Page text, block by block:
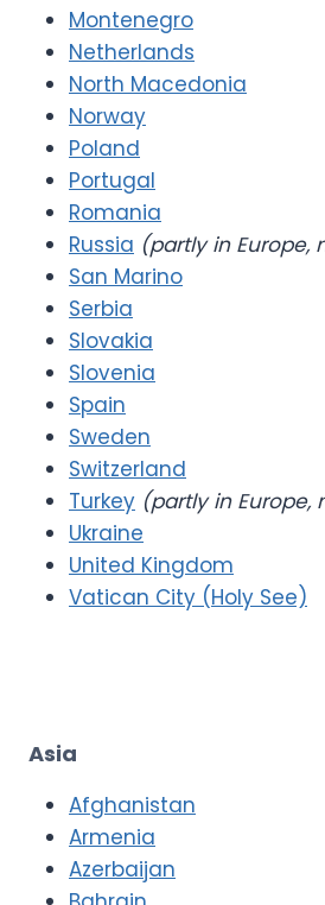
Montenegro
Netherlands
North Macedonia
Norway
Poland
Portugal
Romania
Russia (partly in Europe,
San Marino
Serbia
Slovakia
Slovenia
Spain
Sweden
Switzerland
Turkey (partly in Europe,
Ukraine
United Kingdom
Vatican City (Holy See)
Asia
Afghanistan
Armenia
Azerbaijan